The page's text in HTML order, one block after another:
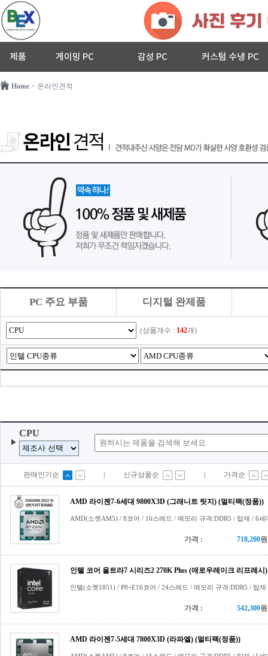
Home > 온라인견적
PC 주요 부품 디지털 완제품
(상품개수 : 142개)